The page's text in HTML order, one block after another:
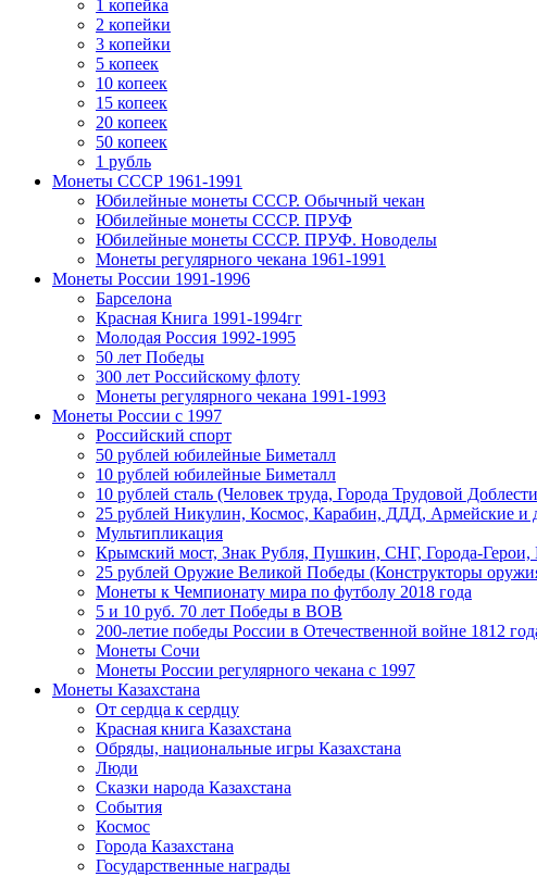
1 копейка
2 копейки
3 копейки
5 копеек
10 копеек
15 копеек
20 копеек
50 копеек
1 рубль
Монеты СССР 1961-1991
Юбилейные монеты СССР. Обычный чекан
Юбилейные монеты СССР. ПРУФ
Юбилейные монеты СССР. ПРУФ. Новоделы
Монеты регулярного чекана 1961-1991
Монеты России 1991-1996
Барселона
Красная Книга 1991-1994гг
Молодая Россия 1992-1995
50 лет Победы
300 лет Российскому флоту
Монеты регулярного чекана 1991-1993
Монеты России c 1997
Российский спорт
50 рублей юбилейные Биметалл
10 рублей юбилейные Биметалл
10 рублей сталь (Человек труда, Города Трудовой
25 рублей Никулин, Космос, Карабин, ДДД, Армейские и
Мультипликация
Крымский мост, Знак Рубля, Пушкин, СНГ, Города-
25 рублей Оружие Великой Победы (Конструкторы
Монеты к Чемпионату мира по футболу 2018 года
5 и 10 руб. 70 лет Победы в ВОВ
200-летие победы России в Отечественной войне 1812
Монеты Сочи
Монеты России регулярного чекана с 1997
Монеты Казахстана
От сердца к сердцу
Красная книга Казахстана
Обряды, национальные игры Казахстана
Люди
Сказки народа Казахстана
События
Космос
Города Казахстана
Государственные награды